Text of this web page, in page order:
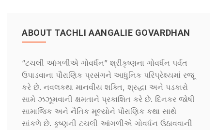
ABOUT TACHLI AANGALIE GOVARDHAN
“ટચલી આંગળીએ ગોવર્ધન” શ્રીકૃષ્ણના ગોવર્ધન પર્વત
ઉપાડવાના પૌરાણિક પ્રસંગને આધુનિક પરિપ્રેક્ષ્યમાં રજૂ
કરે છે. નવલકથા માનવીય શક્તિ, શ્રદ્ધા અને પડકારો
સામે ઝઝૂમવાની ક્ષમતાને પ્રકાશિત કરે છે. દિનકર જોષી
સામાજિક અને નૈતિક મૂલ્યોને પૌરાણિક કથા સાથે
સાંકળે છે. કૃષ્ણની ટચલી આંગળીએ ગોવર્ધન ઉઠાવવાની